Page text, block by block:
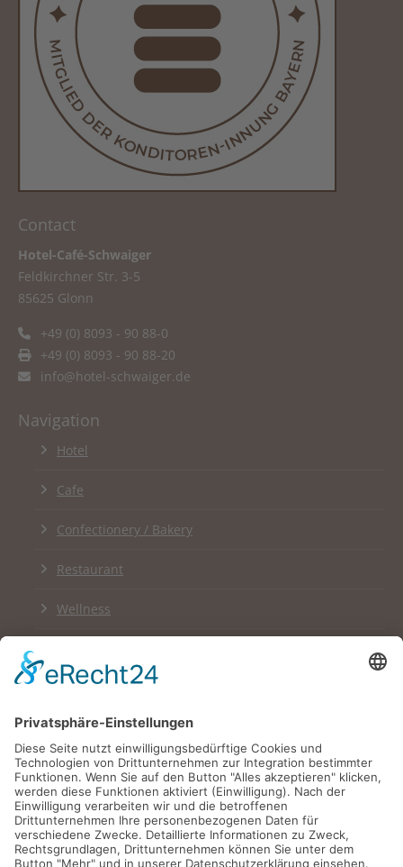
Contact
Hotel-Café-Schwaiger
Feldkirchner Str. 3-5
85625 Glonn
+49 (0) 8093 - 90 88-0
+49 (0) 8093 - 90 88-20
info@hotel-schwaiger.de
Navigation
Hotel
Cafe
Confectionery / Bakery
Restaurant
Wellness
Links
Datenschutzerklärung
Newsletter